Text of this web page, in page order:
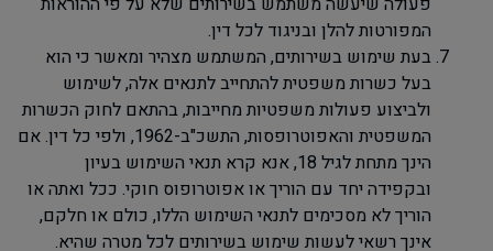
המפורטות להלן ובניגוד לכל דין.
בעת שימוש בשירותים, המשתמש מצהיר ומאשר כי הוא
בעל כשרות משפטית להתחייב לתנאים אלה, לשימוש
ולביצוע פעולות משפטיות מחייבות, בהתאם לחוק הכשרות
המשפטית והאפוטרופסות, התשכ"ב-1962, ולפי כל דין. אם
הינך מתחת לגיל 18, אנא קרא תנאי השימוש בעיון
ובקפידה יחד עם הוריך או אפוטרופוס חוקי. ככל ואתה או
הוריך לא מסכימים לתנאי השימוש הללו, כולם או חלקם,
אינך רשאי לעשות שימוש בשירותים לכל מטרה שהיא.